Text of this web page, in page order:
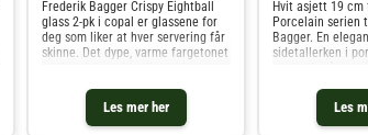
Les mer her
Frederik Bagger Crispy Eightball
glass 2-pk i copal er glassene for
deg som liker at hver servering får
skinne. Det dype, varme fargetonet
det romslige designet gjør dem
perfekte til båd
Les
Hvit asjett 19 cm
Porcelain serien
Bagger. En
sidetallerken i
familien eller til